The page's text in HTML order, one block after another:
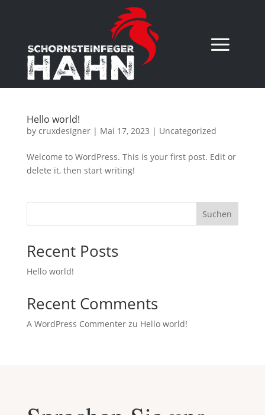
Hello world!
by cruxdesigner| Mai 17, 2023 | Uncategorized
Welcome to WordPress. This is your first post. Edit or
delete it, then start writing!
Suchen
Recent Posts
Hello world!
Recent Comments
A WordPress Commenterzu Hello world!